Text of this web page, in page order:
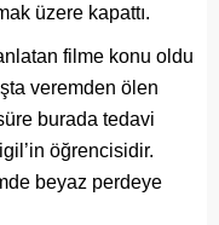
üzere kapattı.
filme konu oldu
veremden ölen
burada tedavi
öğrencisidir.
beyaz perdeye